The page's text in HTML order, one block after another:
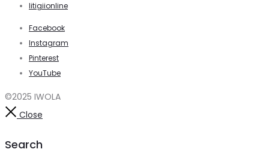
litigiionline
Facebook
Instagram
Pinterest
YouTube
©2025 IWOLA
Close
Search